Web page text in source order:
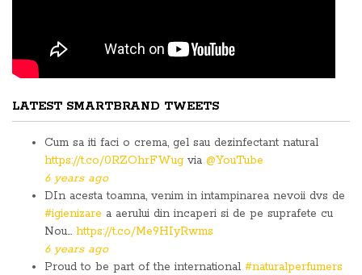
LATEST SMARTBRAND TWEETS
Cum sa iti faci o crema, gel sau dezinfectant natural
https://t.co/0RZOhrFWug via @YouTube
6 years ago
DIn acesta toamna, venim in intampinarea nevoii dvs de
#igienizare a aerului din incaperi si de pe suprafete cu
Nou… https://t.co/Me9HIyRwms
6 years ago
Proud to be part of the international #naturalperfumers